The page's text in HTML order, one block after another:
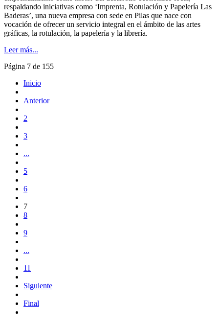
respaldando iniciativas como ‘Imprenta, Rotulación y Papelería Las
Baderas’, una nueva empresa con sede en Pilas que nace con
vocación de ofrecer un servicio integral en el ámbito de las artes
gráficas, la rotulación, la papelería y la librería.
Leer más...
Página 7 de 155
Inicio
Anterior
2
3
...
5
6
7
8
9
...
11
Siguiente
Final